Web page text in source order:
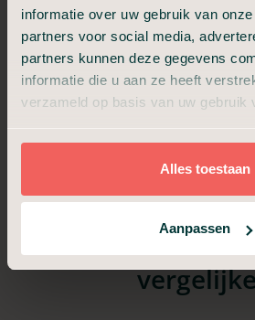
informatie over uw gebruik van
partners voor social media,
partners kunnen deze gegevens
informatie die u aan ze heeft
verzameld op basis van uw gebruik
Alles toestaan
Aanpassen
zorgteam verzorgd en
We bespreken de dag van de
7
We verzorgen het afscheid op
de uitvaart
Pakketten en